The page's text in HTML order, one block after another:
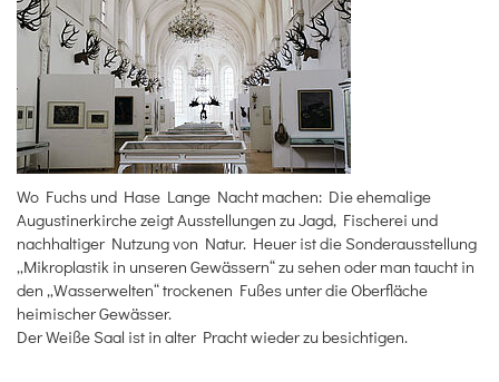
Wo Fuchs und Hase Lange Nacht machen: Die ehemalige
Augustinerkirche zeigt Ausstellungen zu Jagd, Fischerei und
nachhaltiger Nutzung von Natur. Heuer ist die Sonderausstellung
„Mikroplastik in unseren Gewässern“ zu sehen oder man taucht in
den „Wasserwelten“ trockenen Fußes unter die Oberfläche
heimischer Gewässer.
Der Weiße Saal ist in alter Pracht wieder zu besichtigen.